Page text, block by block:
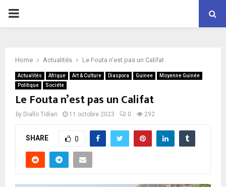
P
M
Home Actualités Le Fouta n’est pas un Califat
Actualités Afrique Art & Culture Diaspora Guinee
Moyenne Guinée
Politique
Sociéte
Le Fouta n’est pas un Califat
by Diallo Tidian 11 octobre 2023 0 292
SHARE 0